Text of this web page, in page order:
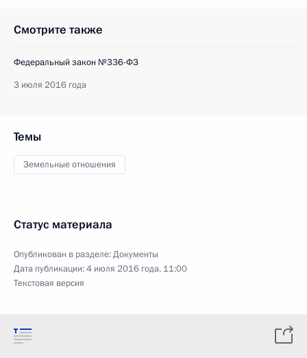
Смотрите также
Федеральный закон №336-ФЗ
3 июля 2016 года
Темы
Земельные отношения
Статус материала
Опубликован в разделе:Документы
Дата публикации:4 июля 2016 года, 11:00
Текстовая версия